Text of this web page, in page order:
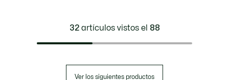
32artículos vistos el 88
Ver los siguientes productos